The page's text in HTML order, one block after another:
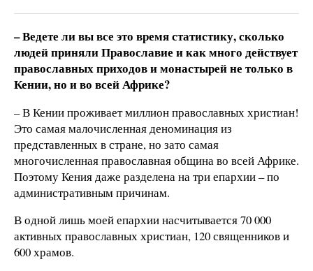
– Ведете ли вы все это время статистику, сколько
людей приняли Православие и как много действует
православных приходов и монастырей не только в
Кении, но и во всей Африке?
– В Кении проживает миллион православных христиан!
Это самая малочисленная деноминация из
представленных в стране, но зато самая
многочисленная православная община во всей Африке.
Поэтому Кения даже разделена на три епархии – по
административным причинам.
В одной лишь моей епархии насчитывается 70 000
активных православных христиан, 120 священников и
600 храмов.